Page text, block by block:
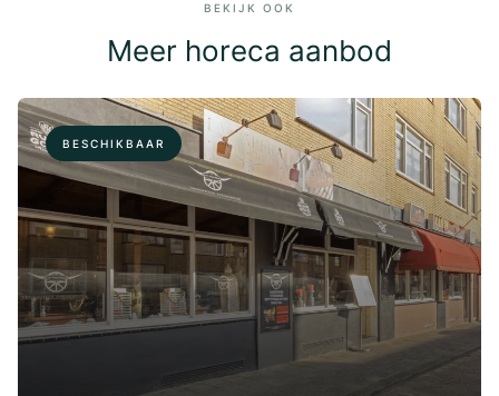
BEKIJK OOK
Meer horeca aanbod
BESCHIKBAAR